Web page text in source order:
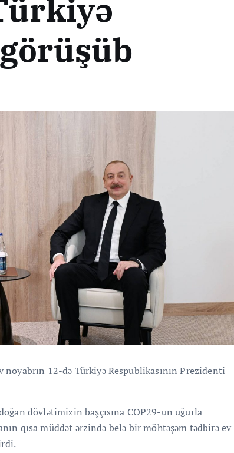
12-də Türkiyə Respublikasının Prezidenti
dövlətimizin başçısına COP29-un uğurla
qısa müddət ərzində belə bir möhtəşəm tədbirə ev